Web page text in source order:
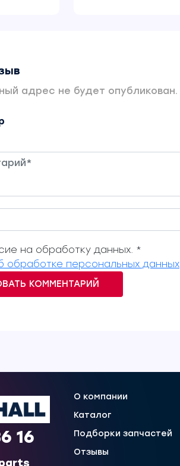
адрес не будет
на обработку данных. *
обработке персональных данных
КОММЕНТАРИЙ
16
О компании
Каталог
Подборки запчастей
Отзывы